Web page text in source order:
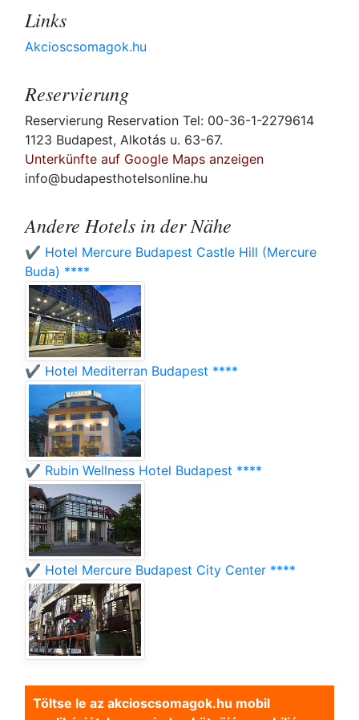
Links
Akcioscsomagok.hu
Reservierung
Reservierung Reservation Tel: 00-36-1-2279614
1123 Budapest, Alkotás u. 63-67.
Unterkünfte auf Google Maps anzeigen
info@budapesthotelsonline.hu
Andere Hotels in der Nähe
✔️ Hotel Mercure Budapest Castle Hill (Mercure
Buda) ****
✔️ Hotel Mediterran Budapest ****
✔️ Rubin Wellness Hotel Budapest ****
✔️ Hotel Mercure Budapest City Center ****
Töltse le az akcioscsomagok.hu mobil